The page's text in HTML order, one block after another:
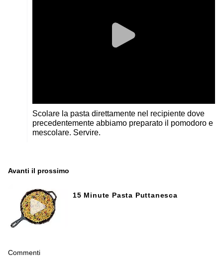
Scolare la pasta direttamente nel recipiente dove
precedentemente abbiamo preparato il pomodoro e
mescolare. Servire.
Avanti il ​​prossimo
15 Minute Pasta Puttanesca
Commenti